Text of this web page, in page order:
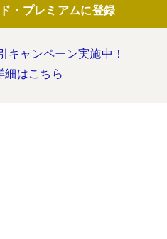
・プレミアムに登録
キャンペーン実施中！
細はこちら